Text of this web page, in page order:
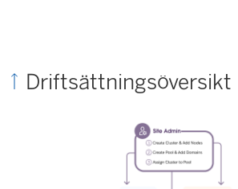
Driftsättningsöversikt